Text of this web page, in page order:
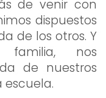
de venir con
dispuestos
de los otros. Y
nos
de nuestros
escuela.